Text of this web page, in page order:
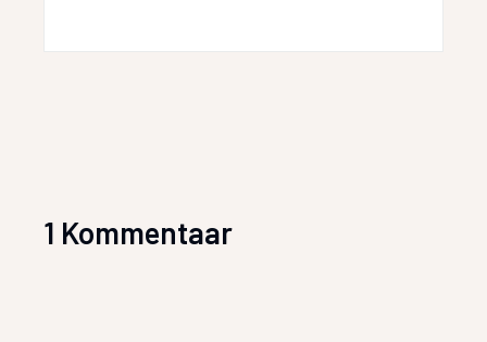
1 Kommentaar